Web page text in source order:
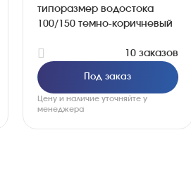
типоразмер водостока
100/150 темно-коричневый
10 заказов
Под заказ
Цену и наличие уточняйте у
менеджера